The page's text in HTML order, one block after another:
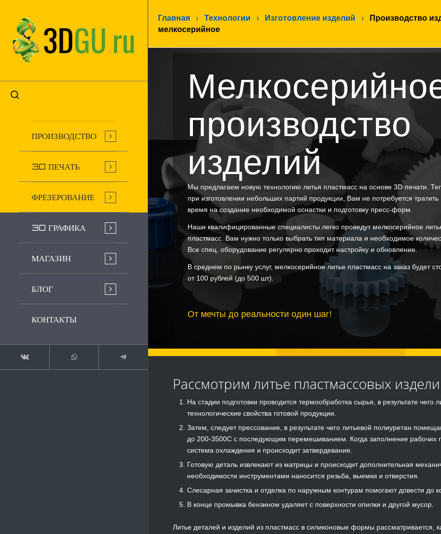
ПРОИЗВОДСТВО
3D ПЕЧАТЬ
ФРЕЗЕРОВАНИЕ
3D ГРАФИКА
МАГАЗИН
БЛОГ
КОНТАКТЫ
Главная › Технологии › Изготовление изделий ›
Производство
мелкосерийное
производство
изделий
Мы предлагаем новую технологию литья пластмасс на основе 3D печати.
при изготовлении небольших партий продукции, Вам не потребуется тратить
время на создание необходимой оснастки и подготовку пресс-форм.
Наши квалифицированные специалисты легко проведут мелкосерийное
пластмасс. Вам нужно только выбрать тип материала и необходимое
Все спец. оборудование регулярно проходит настройку и обновление.
В среднем по рынку услуг, мелкосерийное литье пластмасс на заказ будет
от 100 рублей (до 500 шт).
От мечты до реальности один шаг!
Рассмотрим литье пластмассовых
На стадии подготовки проводится термообработка сырья, в результате
технологические свойства готовой продукции.
Затем, следует прессование, в результате чего литьевой полиуретан
до 200-3500С с последующим перемешиванием. Когда заполнение рабочих
система охлаждения и происходит затвердевание.
Готовую деталь извлекают из матрицы и происходит дополнительная
необходимости инструментами наносится резьба, выемки и отверстия.
Слесарная зачистка и отделка по наружным контурам помогают довести до
В конце промывка бензином удаляет с поверхности опилки и другой мусор.
Литье деталей и изделий из пластмасс в силиконовые формы рассматривается,